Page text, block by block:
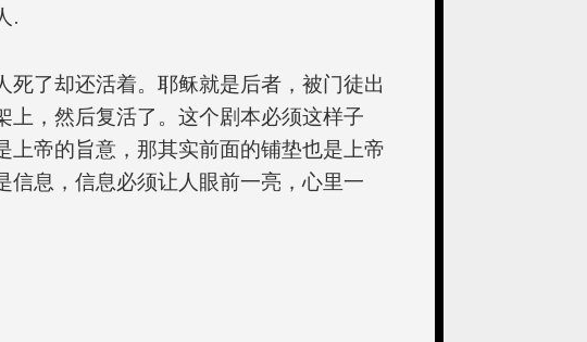
.
死了却还活着。耶稣就是后者，被门徒出
上，然后复活了。这个剧本必须这样子
上帝的旨意，那其实前面的铺垫也是上帝
信息，信息必须让人眼前一亮，心里一